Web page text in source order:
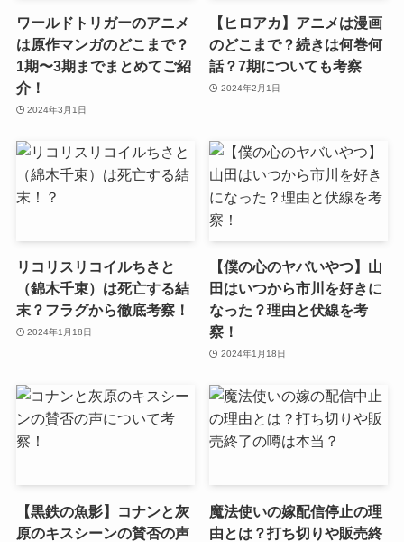
ワールドトリガーのアニメ
は原作マンガのどこまで？
1期〜3期までまとめてご紹
介！
2024年3月1日
【ヒロアカ】アニメは漫画
のどこまで？続きは何巻何
話？7期についても考察
2024年2月1日
リコリスリコイルちさと
（錦木千束）は死亡する結
末？フラグから徹底考察！
2024年1月18日
【僕の心のヤバいやつ】山
田はいつから市川を好きに
なった？理由と伏線を考
察！
2024年1月18日
【黒鉄の魚影】コナンと灰
原のキスシーンの賛否の声
魔法使いの嫁配信停止の理
由とは？打ち切りや販売終